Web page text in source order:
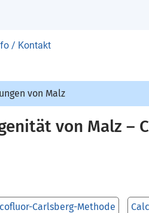
/ Kontakt
von Malz
von Malz –
Carlsberg-Methode